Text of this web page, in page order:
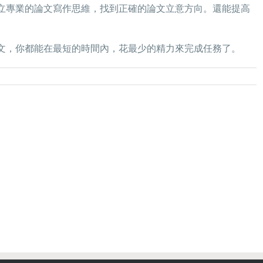
業的論文寫作思維，找到正確的論文立意方向。還能提高
你都能在最短的時間內，花最少的精力來完成任務了。